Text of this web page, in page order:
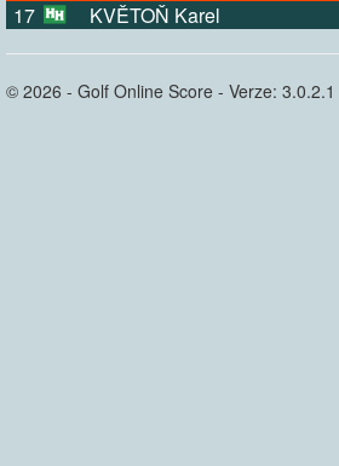
17
KVĚTOŇ Karel
© 2026 - Golf Online Score - Verze: 3.0.2.1